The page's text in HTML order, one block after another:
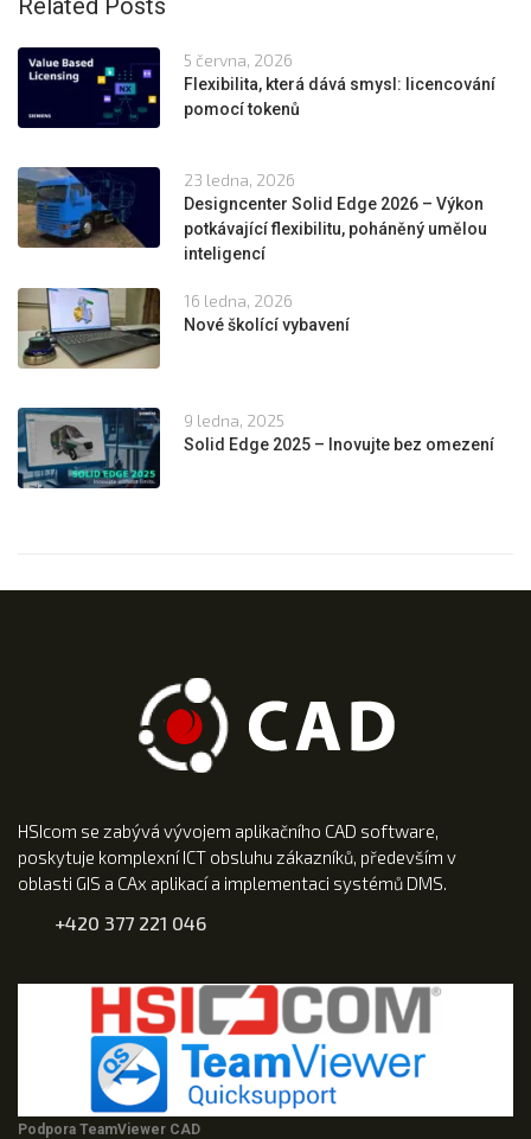
5 června, 2026
Flexibilita, která dává smysl: licencování
pomocí tokenů
23 ledna, 2026
Designcenter Solid Edge 2026 – Výkon
potkávající flexibilitu, poháněný umělou
inteligencí
16 ledna, 2026
Nové školící vybavení
9 ledna, 2025
Solid Edge 2025 – Inovujte bez omezení
HSIcom se zabývá vývojem aplikačního CAD software,
poskytuje komplexní ICT obsluhu zákazníků, především v
oblasti GIS a CAx aplikací a implementaci systémů DMS.
+420 377 221 046
Podpora TeamViewer CAD